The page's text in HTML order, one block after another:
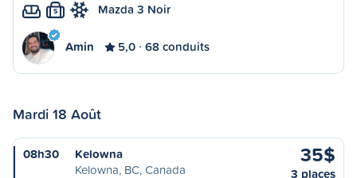
S Mazda 3 Noir
Amin 5,0 68 conduits
Mardi 18 Août
08h30
Kelowna
Kelowna, BC, Canada
35$
3 places